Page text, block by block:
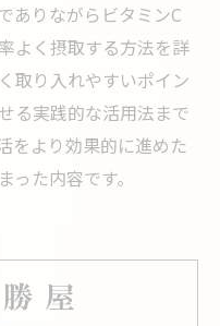
ありながらビタミンC
よく摂取する方法を詳
取り入れやすいポイン
る実践的な活用法まで
をより効果的に進めた
た内容です。